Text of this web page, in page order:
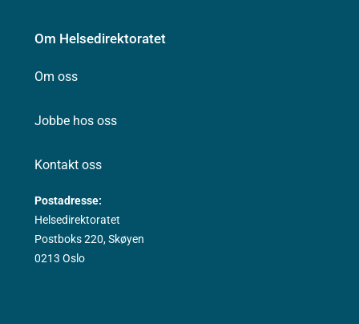
Om Helsedirektoratet
Om oss
Jobbe hos oss
Kontakt oss
Postadresse:
Helsedirektoratet
Postboks 220, Skøyen
0213 Oslo